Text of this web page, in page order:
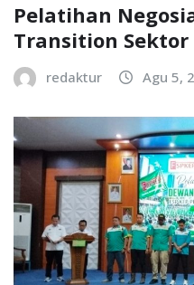
Pelatihan
Transition
redaktur Agu 5,